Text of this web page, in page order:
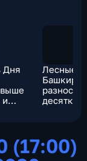
Дня
и
Лесные
десятки
(17:00)